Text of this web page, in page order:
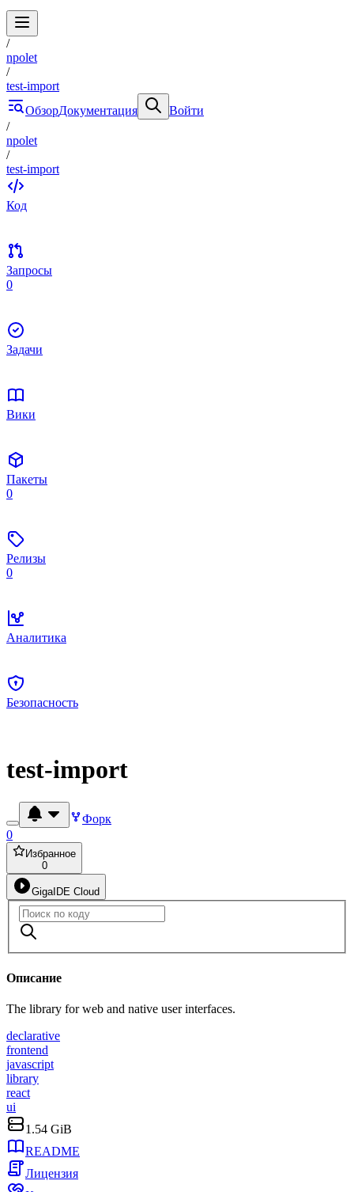
/
npolet
/
test-import
ОбзорДокументация
Войти
/
npolet
/
test-import
Код
Запросы
0
Задачи
Вики
Пакеты
0
Релизы
0
Аналитика
Безопасность
test-import
Форк
0
Избранное
0
GigaIDE Cloud
Описание
The library for web and native user interfaces.
declarative
frontend
javascript
library
react
ui
1.54 GiB
README
Лицензия